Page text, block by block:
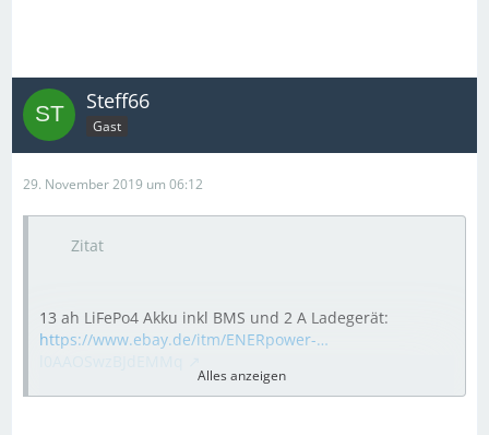
Steff66
Gast
29. November 2019 um 06:12
Zitat
13 ah LiFePo4 Akku inkl BMS und 2 A Ladegerät:
https://www.ebay.de/itm/ENERpower-…
Alles anzeigen